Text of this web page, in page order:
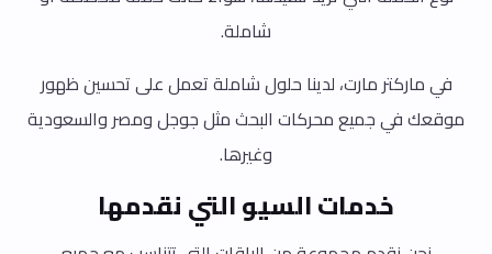
شاملة.
في ماركتر مارت، لدينا حلول شاملة تعمل على تحسين ظهور
موقعك في جميع محركات البحث مثل جوجل ومصر والسعودية
وغيرها.
خدمات السيو التي نقدمها